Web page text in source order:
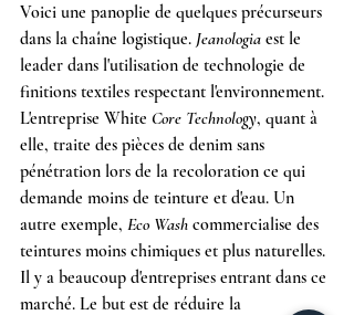
Voici une panoplie de quelques précurseurs
dans la chaîne logistique. Jeanologia est le
leader dans l'utilisation de technologie de
finitions textiles respectant l'environnement.
L'entreprise White Core Technology, quant à
elle, traite des pièces de denim sans
pénétration lors de la recoloration ce qui
demande moins de teinture et d'eau. Un
autre exemple, Eco Wash commercialise des
teintures moins chimiques et plus naturelles.
Il y a beaucoup d'entreprises entrant dans ce
marché. Le but est de réduire la